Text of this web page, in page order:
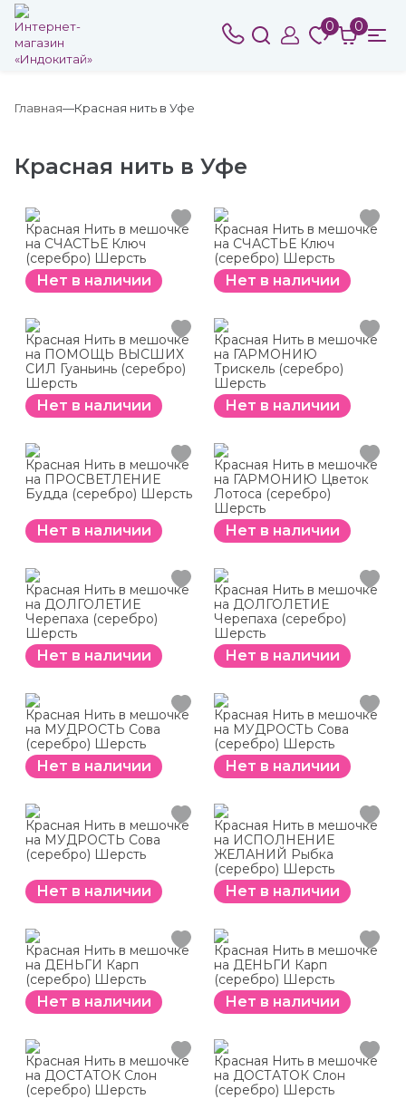
0 0
Главная Красная нить в Уфе
Красная нить в Уфе
Красная Нить в мешочке
на СЧАСТЬЕ Ключ
(серебро) Шерсть
Нет в наличии
Красная Нить в мешочке
на СЧАСТЬЕ Ключ
(серебро) Шерсть
Нет в наличии
Красная Нить в мешочке
на ПОМОЩЬ ВЫСШИХ
СИЛ Гуаньинь (серебро)
Шерсть
Нет в наличии
Красная Нить в мешочке
на ГАРМОНИЮ
Трискель (серебро)
Шерсть
Нет в наличии
Красная Нить в мешочке
на ПРОСВЕТЛЕНИЕ
Будда (серебро) Шерсть
Нет в наличии
Красная Нить в мешочке
на ГАРМОНИЮ Цветок
Лотоса (серебро)
Шерсть
Нет в наличии
Красная Нить в мешочке
на ДОЛГОЛЕТИЕ
Черепаха (серебро)
Шерсть
Нет в наличии
Красная Нить в мешочке
на ДОЛГОЛЕТИЕ
Черепаха (серебро)
Шерсть
Нет в наличии
Красная Нить в мешочке
на МУДРОСТЬ Сова
(серебро) Шерсть
Нет в наличии
Красная Нить в мешочке
на МУДРОСТЬ Сова
(серебро) Шерсть
Нет в наличии
Красная Нить в мешочке
на МУДРОСТЬ Сова
(серебро) Шерсть
Нет в наличии
Красная Нить в мешочке
на ИСПОЛНЕНИЕ
ЖЕЛАНИЙ Рыбка
(серебро) Шерсть
Нет в наличии
Красная Нить в мешочке
на ДЕНЬГИ Карп
(серебро) Шерсть
Нет в наличии
Красная Нить в мешочке
на ДЕНЬГИ Карп
(серебро) Шерсть
Нет в наличии
Красная Нить в мешочке
на ДОСТАТОК Слон
(серебро) Шерсть
Красная Нить в мешочке
на ДОСТАТОК Слон
(серебро) Шерсть